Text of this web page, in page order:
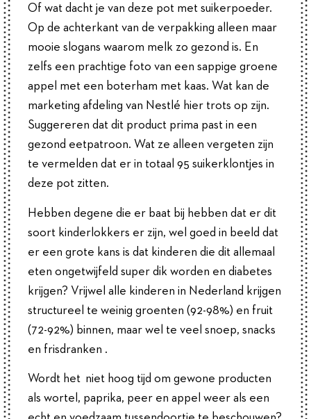
Of wat dacht je van deze pot met suikerpoeder.
Op de achterkant van de verpakking alleen maar
mooie slogans waarom melk zo gezond is. En
zelfs een prachtige foto van een sappige groene
appel met een boterham met kaas. Wat kan de
marketing afdeling van Nestlé hier trots op zijn.
Suggereren dat dit product prima past in een
gezond eetpatroon. Wat ze alleen vergeten zijn
te vermelden dat er in totaal 95 suikerklontjes in
deze pot zitten.
Hebben degene die er baat bij hebben dat er dit
soort kinderlokkers er zijn, wel goed in beeld dat
er een grote kans is dat kinderen die dit allemaal
eten ongetwijfeld super dik worden en diabetes
krijgen? Vrijwel alle kinderen in Nederland krijgen
structureel te weinig groenten (92-98%) en fruit
(72-92%) binnen, maar wel te veel snoep, snacks
en frisdranken .
Wordt het niet hoog tijd om gewone producten
als wortel, paprika, peer en appel weer als een